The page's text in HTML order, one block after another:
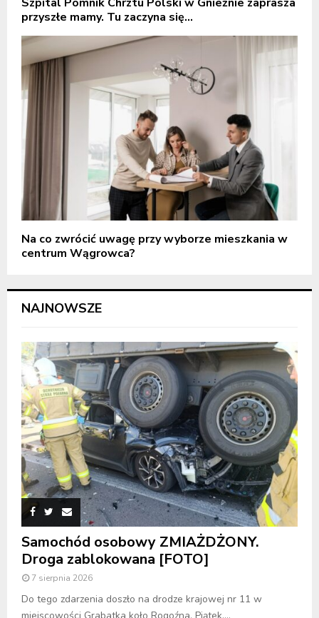
przyszłe mamy. Tu zaczyna się...
Na co zwrócić uwagę przy wyborze mieszkania w
centrum Wągrowca?
NAJNOWSZE
Samochód osobowy ZMIAŻDŻONY.
Droga zablokowana [FOTO]
7 sierpnia 2026
Do tego zdarzenia doszło na drodze krajowej nr 11 w
miejscowości Grabatka koło Rogoźna. Piątek,...